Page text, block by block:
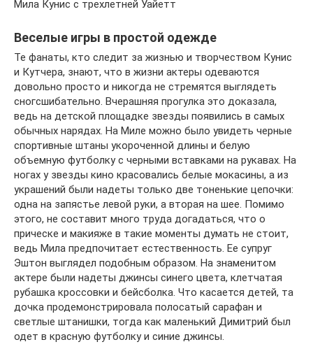
Мила Кунис с трехлетней Уайетт
Веселые игры в простой одежде
Те фанаты, кто следит за жизнью и творчеством Кунис
и Кутчера, знают, что в жизни актеры одеваются
довольно просто и никогда не стремятся выглядеть
сногсшибательно. Вчерашняя прогулка это доказала,
ведь на детской площадке звезды появились в самых
обычных нарядах. На Миле можно было увидеть черные
спортивные штаны укороченной длины и белую
объемную футболку с черными вставками на рукавах. На
ногах у звезды кино красовались белые мокасины, а из
украшений были надеты только две тоненькие цепочки:
одна на запястье левой руки, а вторая на шее. Помимо
этого, не составит много труда догадаться, что о
прическе и макияже в такие моменты думать не стоит,
ведь Мила предпочитает естественность. Ее супруг
Эштон выглядел подобным образом. На знаменитом
актере были надеты джинсы синего цвета, клетчатая
рубашка кроссовки и бейсболка. Что касается детей, та
дочка продемонстрировала полосатый сарафан и
светлые штанишки, тогда как маленький Димитрий был
одет в красную футболку и синие джинсы.